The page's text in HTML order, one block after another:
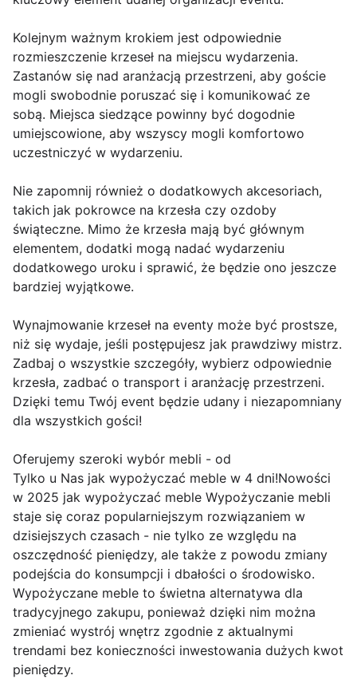
Kolejnym ważnym krokiem jest odpowiednie
rozmieszczenie krzeseł na miejscu wydarzenia.
Zastanów się nad aranżacją przestrzeni, aby goście
mogli swobodnie poruszać się i komunikować ze
sobą. Miejsca siedzące powinny być dogodnie
umiejscowione, aby wszyscy mogli komfortowo
uczestniczyć w wydarzeniu.
Nie zapomnij również o dodatkowych akcesoriach,
takich jak pokrowce na krzesła czy ozdoby
świąteczne. Mimo że krzesła mają być głównym
elementem, dodatki mogą nadać wydarzeniu
dodatkowego uroku i sprawić, że będzie ono jeszcze
bardziej wyjątkowe.
Wynajmowanie krzeseł na eventy może być prostsze,
niż się wydaje, jeśli postępujesz jak prawdziwy mistrz.
Zadbaj o wszystkie szczegóły, wybierz odpowiednie
krzesła, zadbać o transport i aranżację przestrzeni.
Dzięki temu Twój event będzie udany i niezapomniany
dla wszystkich gości!
Oferujemy szeroki wybór mebli - od
Tylko u Nas jak wypożyczać meble w 4 dni!Nowości
w 2025 jak wypożyczać meble Wypożyczanie mebli
staje się coraz popularniejszym rozwiązaniem w
dzisiejszych czasach - nie tylko ze względu na
oszczędność pieniędzy, ale także z powodu zmiany
podejścia do konsumpcji i dbałości o środowisko.
Wypożyczane meble to świetna alternatywa dla
tradycyjnego zakupu, ponieważ dzięki nim można
zmieniać wystrój wnętrz zgodnie z aktualnymi
trendami bez konieczności inwestowania dużych kwot
pieniędzy.